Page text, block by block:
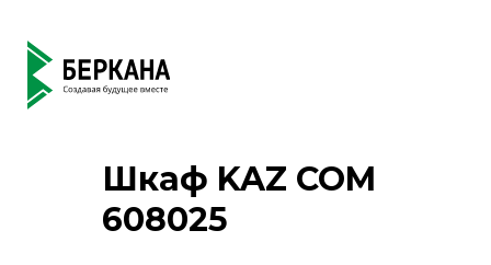
Шкаф KAZ COM
608025